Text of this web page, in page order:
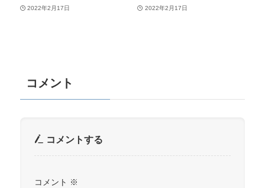
2022年2月17日 2022年2月17日
コメント
コメントする
コメント ※